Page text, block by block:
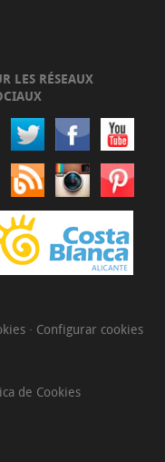
LES RÉSEAUX
· Configurar cookies
de Cookies